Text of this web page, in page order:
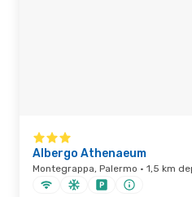
Albergo Athenaeum
Montegrappa, Palermo · 1,5 km